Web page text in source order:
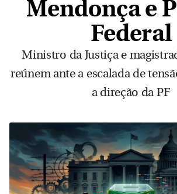
Mendonça e
Federal
Ministro da Justiça e
reúnem ante a escalada de
a direção da PF